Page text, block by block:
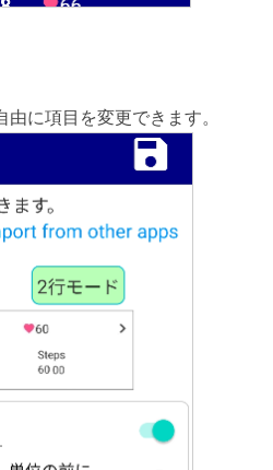
に項目を変更できます。